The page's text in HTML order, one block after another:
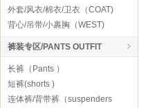
外套/风衣/棉衣/卫衣（COAT)
背心/吊带/小裹胸（WEST)
裤装专区/PANTS OUTFIT
长裤（Pants ）
短裤(shorts )
连体裤/背带裤（suspenders